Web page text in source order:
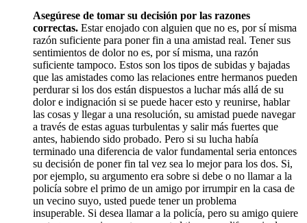
Asegúrese de tomar su decisión por las razones
correctas. Estar enojado con alguien que no es, por sí misma
razón suficiente para poner fin a una amistad real. Tener sus
sentimientos de dolor no es, por sí misma, una razón
suficiente tampoco. Estos son los tipos de subidas y bajadas
que las amistades como las relaciones entre hermanos pueden
perdurar si los dos están dispuestos a luchar más allá de su
dolor e indignación si se puede hacer esto y reunirse, hablar
las cosas y llegar a una resolución, su amistad puede navegar
a través de estas aguas turbulentas y salir más fuertes que
antes, habiendo sido probado. Pero si su lucha había
terminado una diferencia de valor fundamental seria entonces
su decisión de poner fin tal vez sea lo mejor para los dos. Si,
por ejemplo, su argumento era sobre si debe o no llamar a la
policía sobre el primo de un amigo por irrumpir en la casa de
un vecino suyo, usted puede tener un problema
insuperable. Si desea llamar a la policía, pero su amigo quiere